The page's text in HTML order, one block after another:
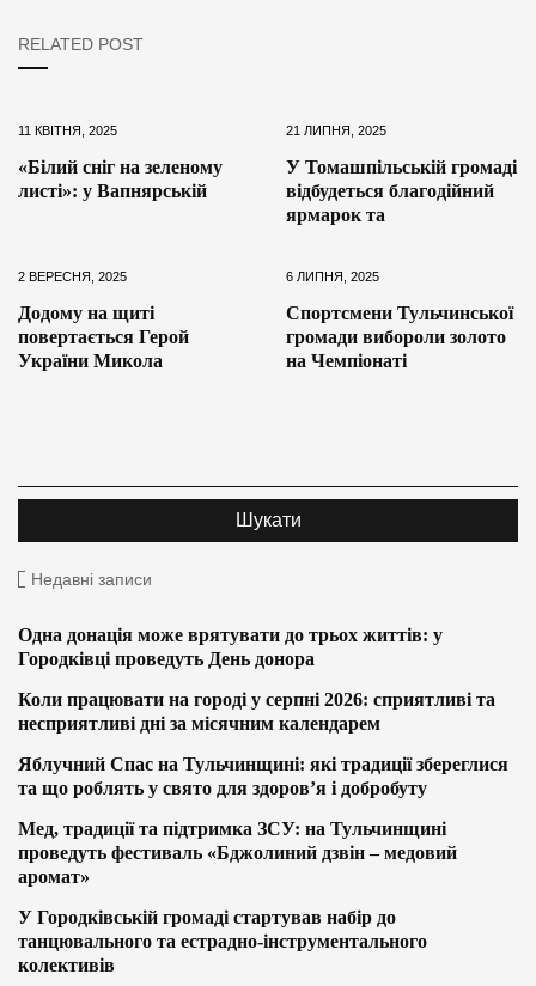
RELATED POST
11 КВІТНЯ, 2025
«Білий сніг на зеленому
листі»: у Вапнярській
21 ЛИПНЯ, 2025
У Томашпільській громаді
відбудеться благодійний
ярмарок та
2 ВЕРЕСНЯ, 2025
Додому на щиті
повертається Герой
України Микола
6 ЛИПНЯ, 2025
Спортсмени Тульчинської
громади вибороли золото
на Чемпіонаті
Недавні записи
Одна донація може врятувати до трьох життів: у
Городківці проведуть День донора
Коли працювати на городі у серпні 2026: сприятливі та
несприятливі дні за місячним календарем
Яблучний Спас на Тульчинщині: які традиції збереглися
та що роблять у свято для здоров’я і добробуту
Мед, традиції та підтримка ЗСУ: на Тульчинщині
проведуть фестиваль «Бджолиний дзвін – медовий
аромат»
У Городківській громаді стартував набір до
танцювального та естрадно-інструментального
колективів